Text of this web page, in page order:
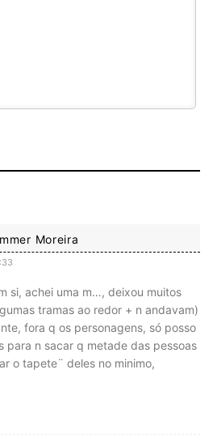
Moreira
si, achei uma m…, deixou muitos
tramas ao redor + n andavam)
fora q os personagens, só posso
para n sacar q metade das pessoas
o tapete¨ deles no minimo,